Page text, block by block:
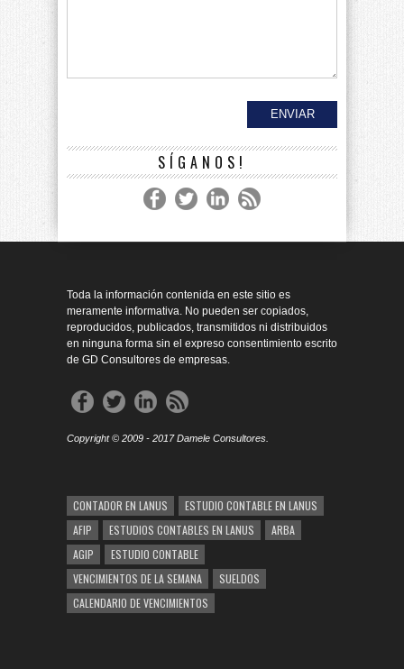
SÍGANOS!
Toda la información contenida en este sitio es
meramente informativa. No pueden ser copiados,
reproducidos, publicados, transmitidos ni distribuidos
en ninguna forma sin el expreso consentimiento escrito
de GD Consultores de empresas.
Copyright © 2009 - 2017 Damele Consultores.
CONTADOR EN LANUS
ESTUDIO CONTABLE EN LANUS
AFIP
ESTUDIOS CONTABLES EN LANUS
ARBA
AGIP
ESTUDIO CONTABLE
VENCIMIENTOS DE LA SEMANA
SUELDOS
CALENDARIO DE VENCIMIENTOS